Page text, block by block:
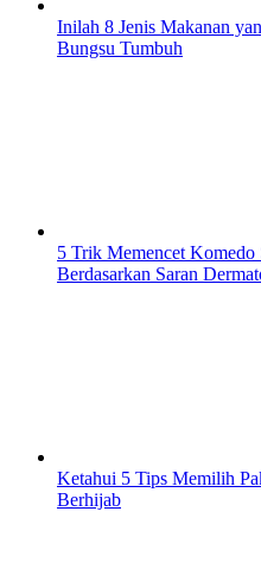
Inilah 8 Jenis Makanan
Bungsu Tumbuh
5 Trik Memencet
Berdasarkan Saran
Ketahui 5 Tips Memilih
Berhijab